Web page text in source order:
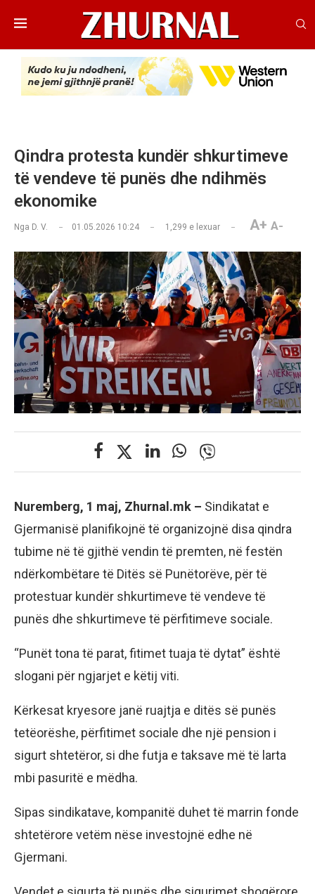
Qindra protesta kundër shkurtimeve
të vendeve të punës dhe ndihmës
ekonomike
Nga D. V. 01.05.2026 10:24 1,299 e lexuar A+ A-
Nuremberg, 1 maj, Zhurnal.mk – Sindikatat e
Gjermanisë planifikojnë të organizojnë disa qindra
tubime në të gjithë vendin të premten, në festën
ndërkombëtare të Ditës së Punëtorëve, për të
protestuar kundër shkurtimeve të vendeve të
punës dhe shkurtimeve të përfitimeve sociale.
“Punët tona të parat, fitimet tuaja të dytat” është
slogani për ngjarjet e këtij viti.
Kërkesat kryesore janë ruajtja e ditës së punës
tetëorëshe, përfitimet sociale dhe një pension i
sigurt shtetëror, si dhe futja e taksave më të larta
mbi pasuritë e mëdha.
Sipas sindikatave, kompanitë duhet të marrin fonde
shtetërore vetëm nëse investojnë edhe në
Gjermani.